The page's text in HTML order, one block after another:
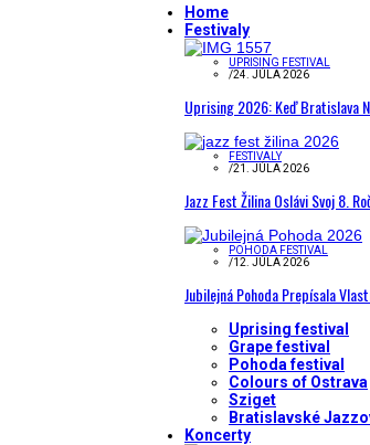
Home
Festivaly
UPRISING FESTIVAL
/24. JÚLA 2026
Uprising 2026: Keď Bratislava
FESTIVALY
/21. JÚLA 2026
Jazz Fest Žilina Oslávi Svoj 8.
POHODA FESTIVAL
/12. JÚLA 2026
Jubilejná Pohoda Prepísala
Uprising festival
Grape festival
Pohoda festival
Colours of Ostrava
Sziget
Bratislavské
Koncerty